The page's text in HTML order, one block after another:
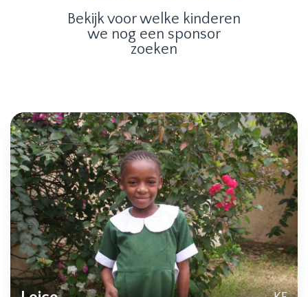
Bekijk voor welke kinderen
we nog een sponsor
zoeken